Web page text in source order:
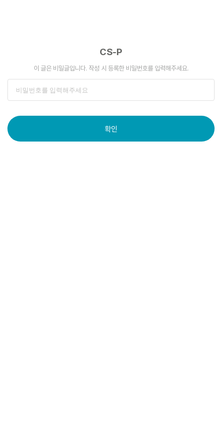
CS-P
이 글은 비밀글입니다. 작성 시 등록한 비밀번호를 입력해주세요.
확인